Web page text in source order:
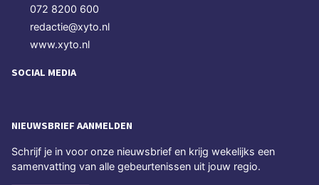
072 8200 600
redactie@xyto.nl
www.xyto.nl
SOCIAL MEDIA
NIEUWSBRIEF AANMELDEN
Schrijf je in voor onze nieuwsbrief en krijg wekelijks een
samenvatting van alle gebeurtenissen uit jouw regio.